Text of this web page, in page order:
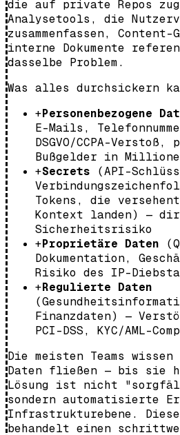
die auf private Repos
Analysetools, die
zusammenfassen,
interne Dokumente
dasselbe Problem.
Was alles durchsickern
+Personenbezogene
E-Mails,
DSGVO/CCPA-
Bußgelder in
+Secrets (API-
Tokens, die
Kontext landen) —
Sicherheitsrisiko
+Proprietäre Daten
Dokumentation,
Risiko des IP-
+Regulierte Daten
Finanzdaten) —
PCI-DSS, KYC/AML-
Die meisten Teams
Daten fließen — bis sie
Lösung ist nicht
sondern automatisierte
Infrastrukturebene.
behandelt einen